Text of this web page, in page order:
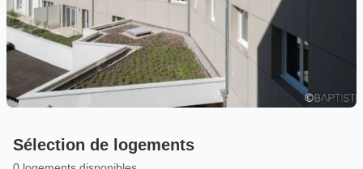
Sélection de logements